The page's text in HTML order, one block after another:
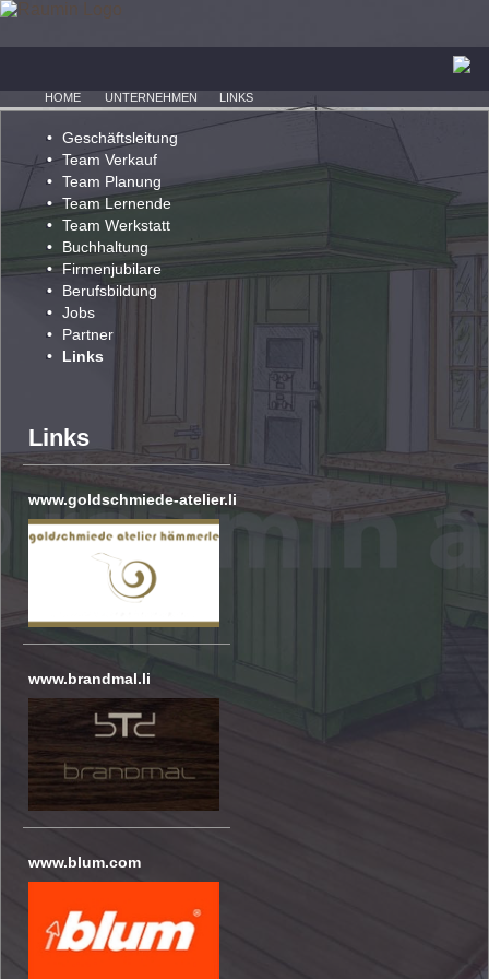
HOME UNTERNEHMEN LINKS
Geschäftsleitung
Team Verkauf
Team Planung
Team Lernende
Team Werkstatt
Buchhaltung
Firmenjubilare
Berufsbildung
Jobs
Partner
Links
Links
www.goldschmiede-atelier.li
www.brandmal.li
www.blum.com